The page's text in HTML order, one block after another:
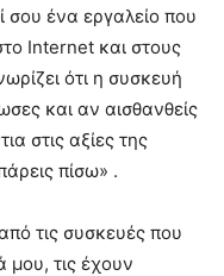
σου ένα εργαλείο που
Internet και στους
ότι η συσκευή
και αν αισθανθείς
στις αξίες της
πίσω» .
τις συσκευές που
μου, τις έχουν